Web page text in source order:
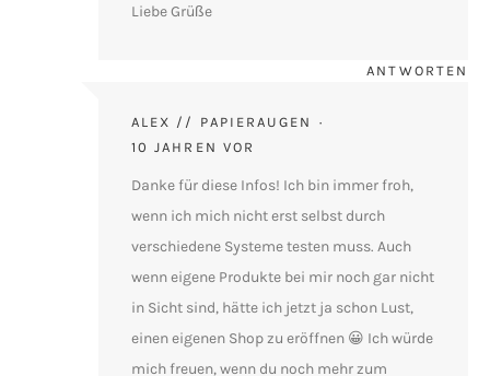
Liebe Grüße
ALEX // PAPIERAUGEN
10 JAHREN VOR
ANTWORTEN
Danke für diese Infos! Ich bin immer froh,
wenn ich mich nicht erst selbst durch
verschiedene Systeme testen muss. Auch
wenn eigene Produkte bei mir noch gar nicht
in Sicht sind, hätte ich jetzt ja schon Lust,
einen eigenen Shop zu eröffnen 😀 Ich würde
mich freuen, wenn du noch mehr zum